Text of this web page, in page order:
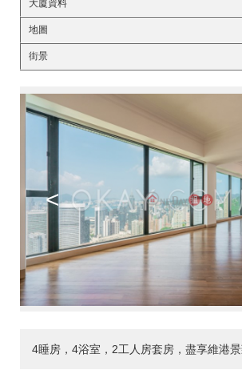
大廈資料
地圖
街景
<
4睡房，4浴室，2工人房套房，盡享維港